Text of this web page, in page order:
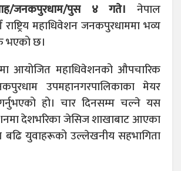
जनकपुरधाम/पुस ४ गते। नेपाल
महाधिवेशन जनकपुरधाममा भव्य
भएको छ।
आयोजित महाधिवेशनको औपचारिक
उपमहानगरपालिकाका मेयर
हो। चार दिनसम्म चल्ने यस
देशभरिका जेसिज शाखाबाट आएका
बढि युवाहरूको उल्लेखनीय सहभागिता